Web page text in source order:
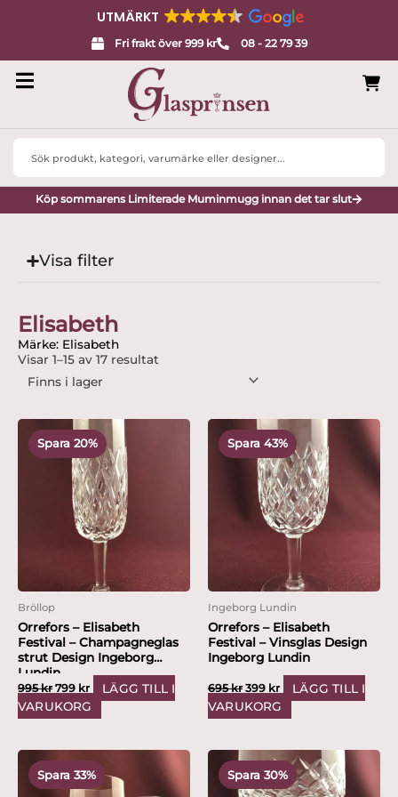
UTMÄRKT
Fri frakt över 999 kr 08 - 22 79 39
Search
Köp sommarens Limiterade Muminmugg innan det tar slut
Visa filter
Elisabeth
Märke: Elisabeth
Visar 1–15 av 17 resultat
Spara 20%
Bröllop
Orrefors – Elisabeth
Festival – Champagneglas
strut Design Ingeborg
Lundin
995kr
ursprungliga
var:
995 kr.
799 kr
nuvarande
priset
är:
799 kr.
LÄGG TILL I
VARUKORG
Spara 43%
Ingeborg Lundin
Orrefors – Elisabeth
Festival – Vinsglas Design
Ingeborg Lundin
695kr
Det
ursprungliga
var:
695 kr.
399 kr
nuvarande
priset
är:
399 kr.
LÄGG TILL I
VARUKORG
Spara 33%
ursprungliganuvarande
priset
Spara 30%
ursprungliga
Det
nuvarande
priset